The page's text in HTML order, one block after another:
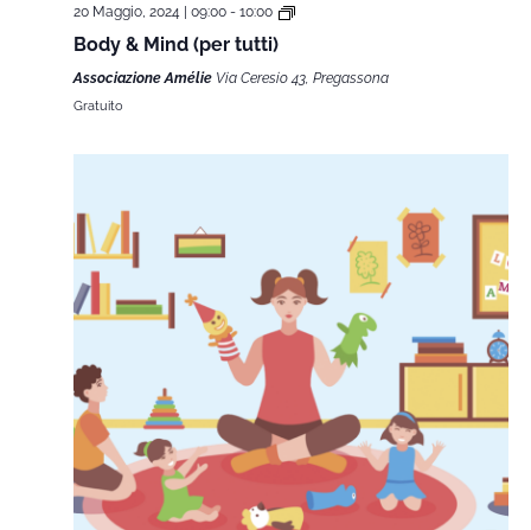
20 Maggio, 2024 | 09:00- 10:00
Body & Mind (per tutti)
Associazione Amélie Via Ceresio 43, Pregassona
Gratuito